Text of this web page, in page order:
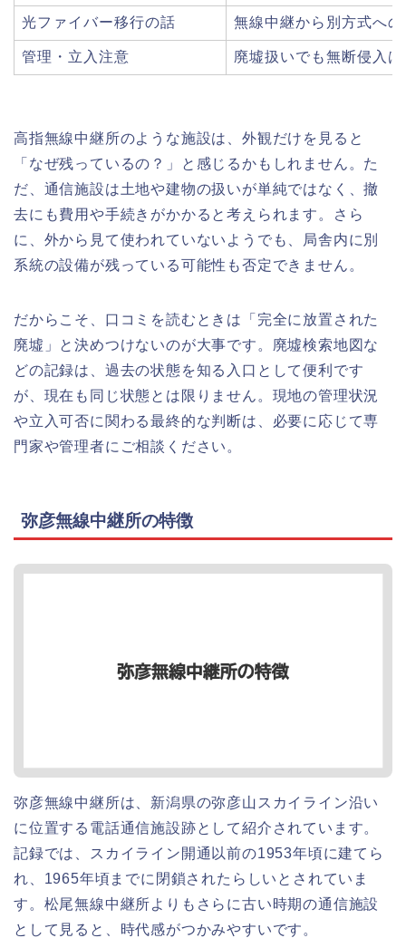
光ファイバー移行の話 無線中継から別方式へ
管理・立入注意 廃墟扱いでも無断侵入
高指無線中継所のような施設は、外観だけを見ると
「なぜ残っているの？」と感じるかもしれません。た
だ、通信施設は土地や建物の扱いが単純ではなく、撤
去にも費用や手続きがかかると考えられます。さら
に、外から見て使われていないようでも、局舎内に別
系統の設備が残っている可能性も否定できません。
だからこそ、口コミを読むときは「完全に放置された
廃墟」と決めつけないのが大事です。廃墟検索地図な
どの記録は、過去の状態を知る入口として便利です
が、現在も同じ状態とは限りません。現地の管理状況
や立入可否に関わる最終的な判断は、必要に応じて専
門家や管理者にご相談ください。
弥彦無線中継所の特徴
弥彦無線中継所は、新潟県の弥彦山スカイライン沿い
に位置する電話通信施設跡として紹介されています。
記録では、スカイライン開通以前の1953年頃に建てら
れ、1965年頃までに閉鎖されたらしいとされていま
す。松尾無線中継所よりもさらに古い時期の通信施設
として見ると、時代感がつかみやすいです。